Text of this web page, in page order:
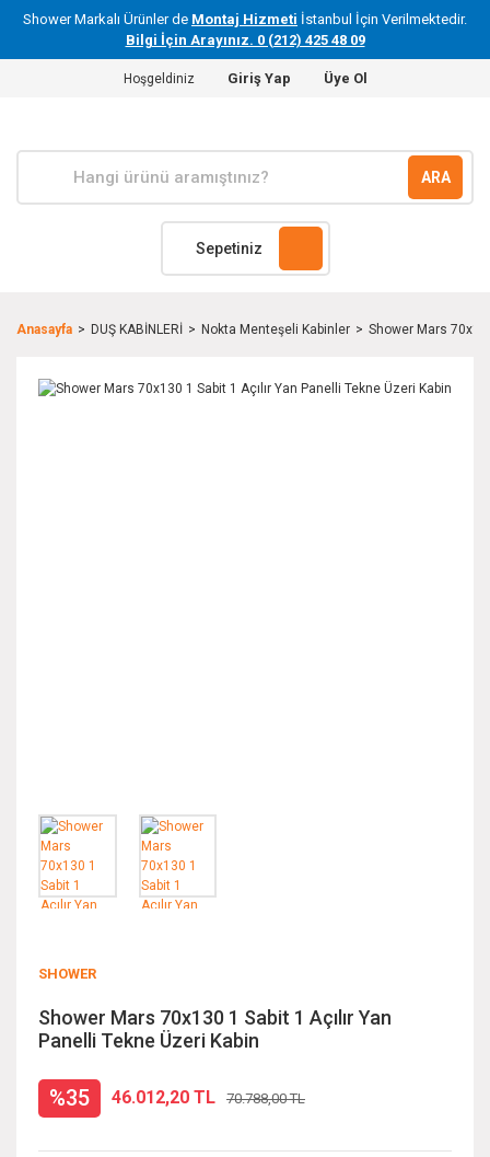
Shower Markalı Ürünler de Montaj Hizmeti İstanbul İçin Verilmektedir.
Bilgi İçin Arayınız. 0 (212) 425 48 09
Hoşgeldiniz Giriş Yap Üye Ol
ARA
Sepetiniz
Anasayfa DUŞ KABİNLERİ Nokta Menteşeli Kabinler Shower Mars
SHOWER
Shower Mars 70x130 1 Sabit 1 Açılır Yan
Panelli Tekne Üzeri Kabin
%35 46.012,20 TL 70.788,00 TL